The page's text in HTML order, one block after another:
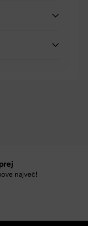
največ!